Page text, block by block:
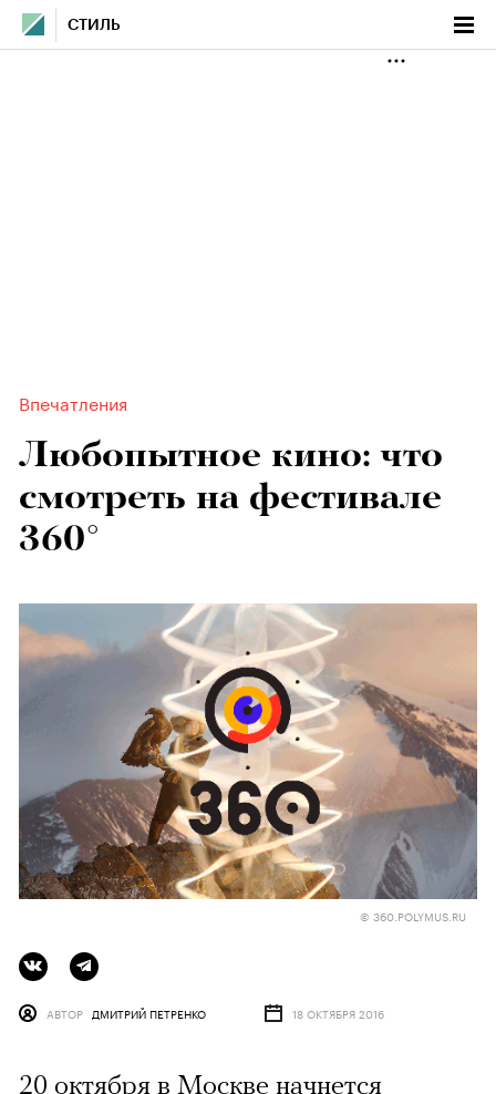
СТИЛЬ
Впечатления
Любопытное кино: что
смотреть на фестивале
360°
© 360.POLYMUS.RU
АВТОР ДМИТРИЙ ПЕТРЕНКО 18 ОКТЯБРЯ 2016
20 октября в Москве начнется